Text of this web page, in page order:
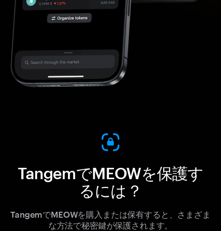
TangemでMEOWを保護す
るには？
TangemでMEOWを購入または保有すると、さまざま
な方法で秘密鍵が保護されます。